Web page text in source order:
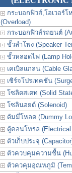
กระบอกฟิวส์,โอเวอร์โ
(Overload)
กระบอกฟิวส์รถยนต์
ขั้วลำโพง (Speaker
ขั้วหลอดไฟ (Lamp
เคเบิลแกลน (Cable
เซิร์จโปรเทคชัน
โซลิดสเตท (Solid
โซลินอยด์ (Solenoid)
ดัมมี่โหลด (Dummy
ตู้คอนโทรล (Electrical
ตัวเก็บประจุ
ตัวควบคุมความชื้น
ตัวควคุมอุณหภูมิ